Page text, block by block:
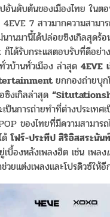
อันดับต้นของเมืองไทย ในตอ
7 สาวมากความสามา
านมานี้ได้ปล่อยซิงเกิลสุดร้อ
ได้รับกระแสตอบรับที่ดีอย่
บ้านทั่วเมือง ล่าสุด 4EVE
ยกกองถ่ายบุ
ซิงเกิลล่าสุด
ป็นการถ่ายทำที่ต่างประเทศ
ของไทยที่มีความสามาร
ด้โฟร์-ประทีป สิริอิสสระนันท์
บื้องหลังเพลงฮิต เช่น เพลง
วยแต่งเพลงและโปรดิวซ์ให้อี